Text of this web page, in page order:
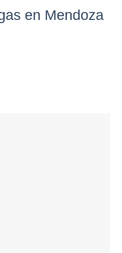
en Mendoza